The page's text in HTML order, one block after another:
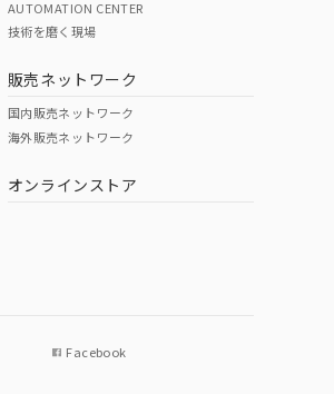
AUTOMATION CENTER
技術を磨く現場
販売ネットワーク
国内販売ネットワーク
海外販売ネットワーク
オンラインストア
Facebook